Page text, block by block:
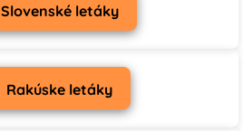
Slovenské letáky
Rakúske letáky